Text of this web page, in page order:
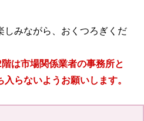
しみながら、おくつろぎくだ
は市場関係業者の事務所と
らないようお願いします。